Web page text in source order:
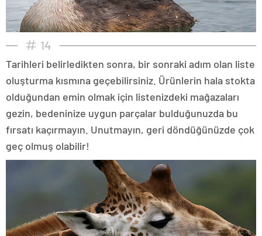
14
Tarihleri belirledikten sonra, bir sonraki adım olan liste
oluşturma kısmına geçebilirsiniz. Ürünlerin hala stokta
olduğundan emin olmak için listenizdeki mağazaları
gezin, bedeninize uygun parçalar bulduğunuzda bu
fırsatı kaçırmayın. Unutmayın, geri döndüğünüzde çok
geç olmuş olabilir!